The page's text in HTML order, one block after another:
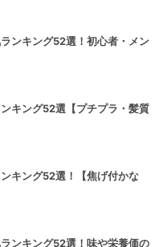
ンキング52選！初心者・メン
キング52選【プチプラ・髪質
キング52選！【焦げ付かな
ンキング52選！味や栄養価の